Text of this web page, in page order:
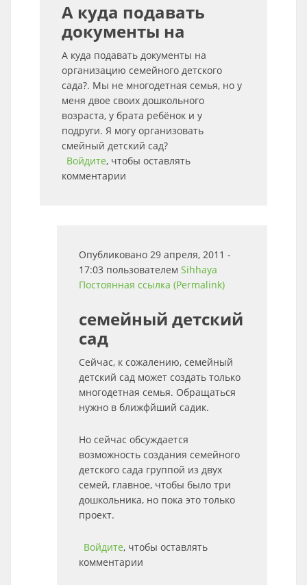
А куда подавать
документы на
А куда подавать документы на
организацию семейного детского
сада?. Мы не многодетная семья, но у
меня двое своих дошкольного
возраста, у брата ребёнок и у
подруги. Я могу организовать
смейный детский сад?
Войдите, чтобы оставлять
комментарии
Опубликовано 29 апреля, 2011 -
17:03 пользователем Sihhaya
Постоянная ссылка (Permalink)
семейный детский
сад
Сейчас, к сожалению, семейный
детский сад может создать только
многодетная семья. Обращаться
нужно в ближфйший садик.
Но сейчас обсуждается
возможность создания семейного
детского сада группой из двух
семей, главное, чтобы было три
дошкольника, но пока это только
проект.
Войдите, чтобы оставлять
комментарии